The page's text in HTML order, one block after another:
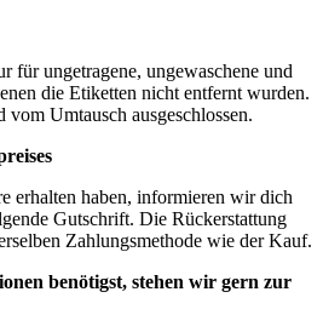
für ungetragene, ungewaschene und
die Etiketten nicht entfernt wurden.
vom Umtausch ausgeschlossen.
erhalten haben, informieren wir dich
Gutschrift. Die Rückerstattung
Zahlungsmethode wie der Kauf.
benötigst, stehen wir gern zur